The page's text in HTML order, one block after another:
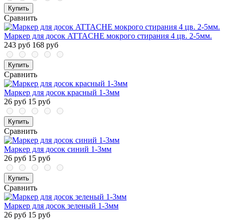
Купить
Сравнить
Маркер для досок ATTACHE мокрого стирания 4 цв. 2-5мм.
243 руб 168 руб
Купить
Сравнить
Маркер для досок красный 1-3мм
26 руб 15 руб
Купить
Сравнить
Маркер для досок синий 1-3мм
26 руб 15 руб
Купить
Сравнить
Маркер для досок зеленый 1-3мм
26 руб 15 руб